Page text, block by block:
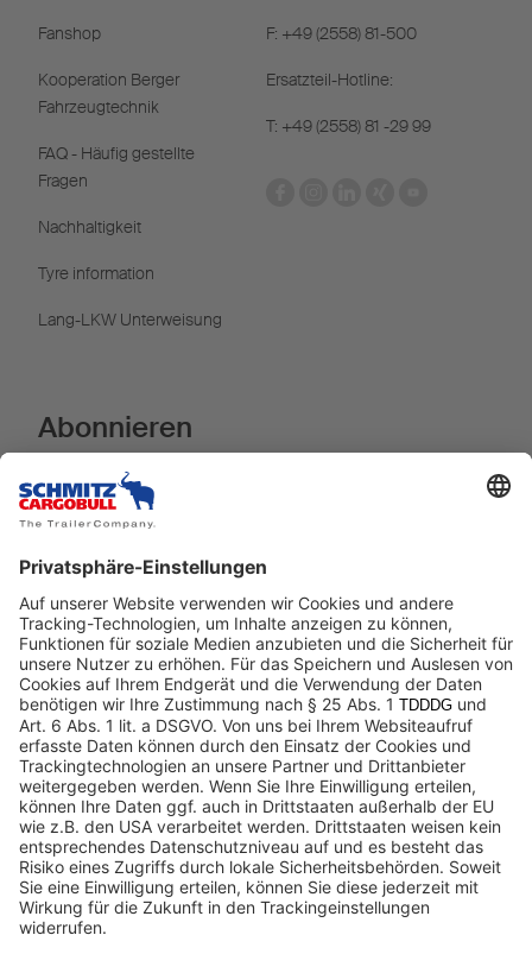
Fanshop
Kooperation Berger
Fahrzeugtechnik
FAQ - Häufig gestellte
Fragen
Nachhaltigkeit
Tyre information
Lang-LKW Unterweisung
F: +49 (2558) 81-500
Ersatzteil-Hotline:
T: +49 (2558) 81 -29 99
Abonnieren